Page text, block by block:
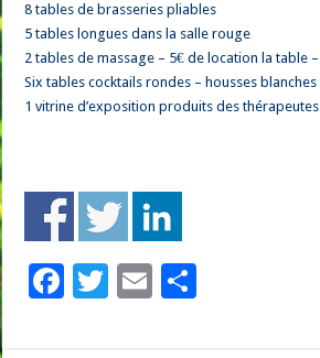
8 tables de brasseries pliables
5 tables longues dans la salle rouge
2 tables de massage – 5€ de location la table –
Six tables cocktails rondes – housses blanches
1 vitrine d’exposition produits des thérapeutes
F
T
E